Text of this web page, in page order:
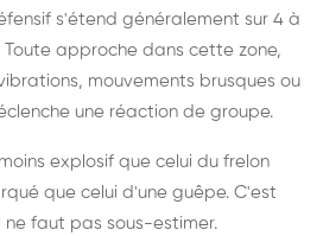
s'étend généralement sur 4 à
approche dans cette zone,
mouvements brusques ou
une réaction de groupe.
explosif que celui du frelon
que celui d'une guêpe. C'est
ne faut pas sous-estimer.